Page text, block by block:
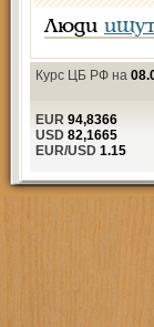
Люди
Курс ЦБ РФ на
EUR 94,8366
USD 82,1665
EUR/USD 1.15